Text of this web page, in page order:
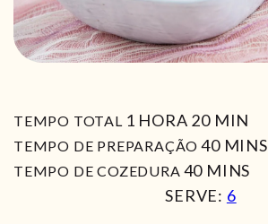
TEMPO TOTAL 1 HORA
HORA 20MIN
MIN
TEMPO DE PREPARAÇÃO 40MIN
MINS
TEMPO DE COZEDURA 40MIN
MINS
SERVE: 6